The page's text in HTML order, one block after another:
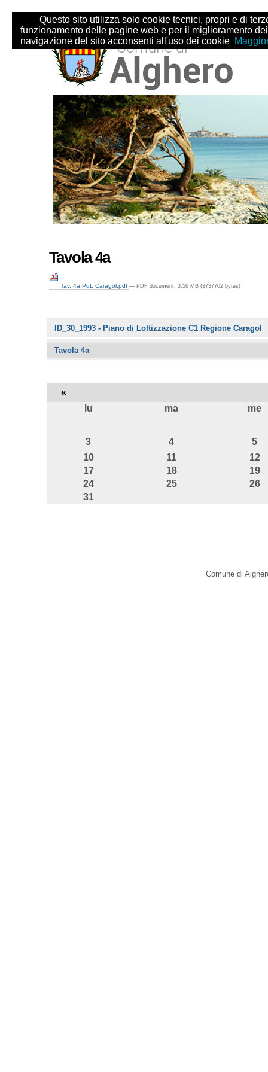
ai
contenuti.
Salta
alla
navigazione
personali
Sezioni
Tavola 4a
Tav. 4a PdL Caragol.pdf — PDF document, 3.56 MB (3737702 bytes)
Navigazione
ID_30_1993 - Piano di Lottizzazione C1 Regione Caragol
Tavola 4a
«
lu ma me
3 4
5
10
11
12
17
18
19
24
25
26
31
Comune di
Questo sito utilizza solo cookie tecnici, propri e di
funzionamento delle pagine web e per il miglioramento
navigazione del sito acconsenti all'uso dei cookie